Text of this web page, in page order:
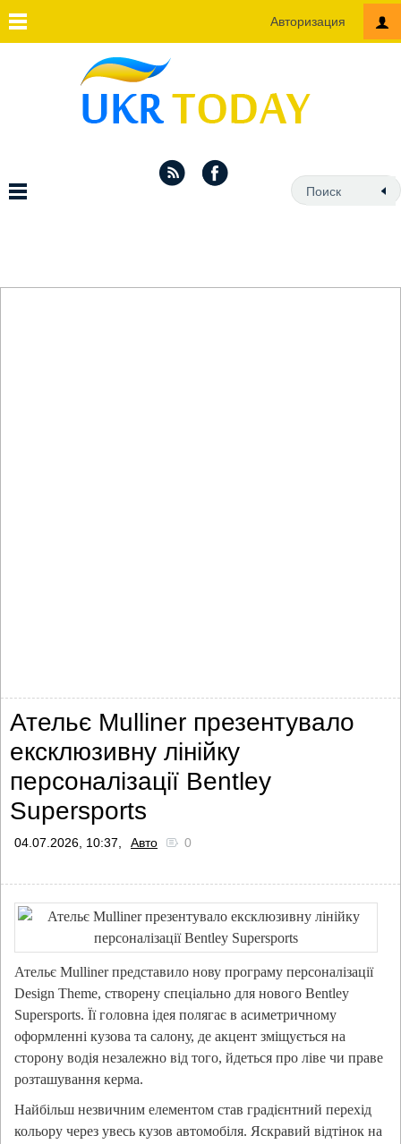
Авторизация
Ательє Mulliner презентувало
ексклюзивну лінійку
персоналізації Bentley
Supersports
04.07.2026, 10:37, Авто 0
Ательє Mulliner представило нову програму персоналізації
Design Theme, створену спеціально для нового Bentley
Supersports. Її головна ідея полягає в асиметричному
оформленні кузова та салону, де акцент зміщується на
сторону водія незалежно від того, йдеться про ліве чи праве
розташування керма.
Найбільш незвичним елементом став градієнтний перехід
кольору через увесь кузов автомобіля. Яскравий відтінок на